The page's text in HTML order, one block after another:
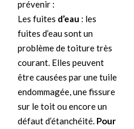
prévenir :
Les fuites d’eau : les
fuites d’eau sont un
problème de toiture très
courant. Elles peuvent
être causées par une tuile
endommagée, une fissure
sur le toit ou encore un
défaut d’étanchéité. Pour